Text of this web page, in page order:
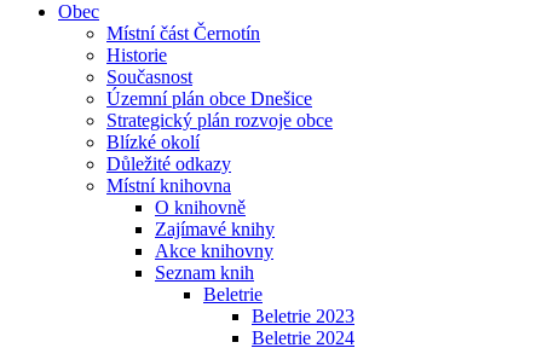
Obec
Místní část Černotín
Historie
Současnost
Územní plán obce Dnešice
Strategický plán rozvoje obce
Blízké okolí
Důležité odkazy
Místní knihovna
O knihovně
Zajímavé knihy
Akce knihovny
Seznam knih
Beletrie
Beletrie 2023
Beletrie 2024